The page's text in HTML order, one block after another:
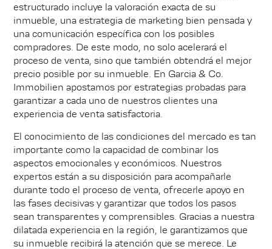
estructurado incluye la valoración exacta de su
inmueble, una estrategia de marketing bien pensada y
una comunicación específica con los posibles
compradores. De este modo, no solo acelerará el
proceso de venta, sino que también obtendrá el mejor
precio posible por su inmueble. En Garcia & Co.
Immobilien apostamos por estrategias probadas para
garantizar a cada uno de nuestros clientes una
experiencia de venta satisfactoria.
El conocimiento de las condiciones del mercado es tan
importante como la capacidad de combinar los
aspectos emocionales y económicos. Nuestros
expertos están a su disposición para acompañarle
durante todo el proceso de venta, ofrecerle apoyo en
las fases decisivas y garantizar que todos los pasos
sean transparentes y comprensibles. Gracias a nuestra
dilatada experiencia en la región, le garantizamos que
su inmueble recibirá la atención que se merece. Le